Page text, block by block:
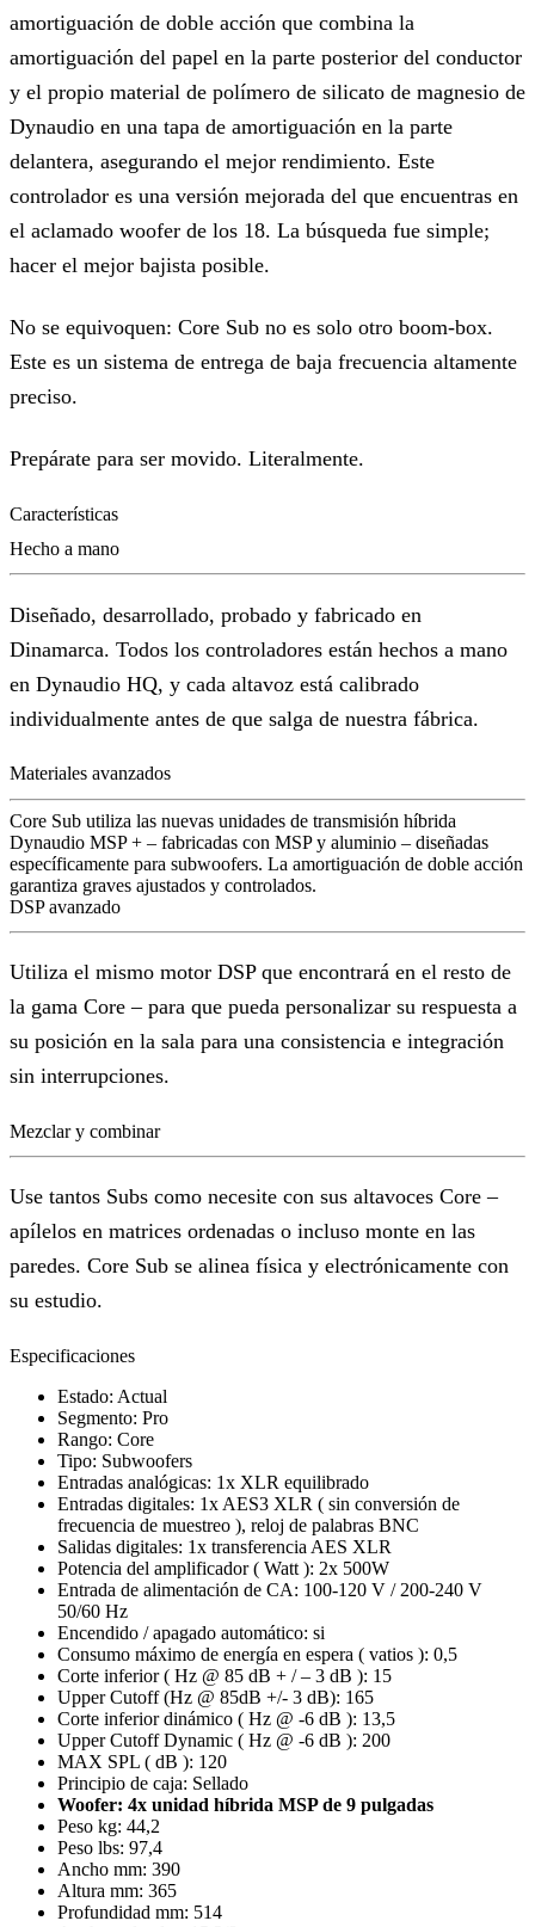
amortiguación de doble acción que combina la
amortiguación del papel en la parte posterior del conductor
y el propio material de polímero de silicato de magnesio de
Dynaudio en una tapa de amortiguación en la parte
delantera, asegurando el mejor rendimiento. Este
controlador es una versión mejorada del que encuentras en
el aclamado woofer de los 18. La búsqueda fue simple;
hacer el mejor bajista posible.
No se equivoquen: Core Sub no es solo otro boom-box.
Este es un sistema de entrega de baja frecuencia altamente
preciso.
Prepárate para ser movido. Literalmente.
Características
Hecho a mano
Diseñado, desarrollado, probado y fabricado en
Dinamarca. Todos los controladores están hechos a mano
en Dynaudio HQ, y cada altavoz está calibrado
individualmente antes de que salga de nuestra fábrica.
Materiales avanzados
Core Sub utiliza las nuevas unidades de transmisión híbrida
Dynaudio MSP + – fabricadas con MSP y aluminio – diseñadas
específicamente para subwoofers. La amortiguación de doble acción
garantiza graves ajustados y controlados.
DSP avanzado
Utiliza el mismo motor DSP que encontrará en el resto de
la gama Core – para que pueda personalizar su respuesta a
su posición en la sala para una consistencia e integración
sin interrupciones.
Mezclar y combinar
Use tantos Subs como necesite con sus altavoces Core –
apílelos en matrices ordenadas o incluso monte en las
paredes. Core Sub se alinea física y electrónicamente con
su estudio.
Especificaciones
Estado: Actual
Segmento: Pro
Rango: Core
Tipo: Subwoofers
Entradas analógicas: 1x XLR equilibrado
Entradas digitales: 1x AES3 XLR ( sin conversión de
frecuencia de muestreo ), reloj de palabras BNC
Salidas digitales: 1x transferencia AES XLR
Potencia del amplificador ( Watt ): 2x 500W
Entrada de alimentación de CA: 100-120 V / 200-240 V
50/60 Hz
Encendido / apagado automático: si
Consumo máximo de energía en espera ( vatios ): 0,5
Corte inferior ( Hz @ 85 dB + / – 3 dB ): 15
Upper Cutoff (Hz @ 85dB +/- 3 dB): 165
Corte inferior dinámico ( Hz @ -6 dB ): 13,5
Upper Cutoff Dynamic ( Hz @ -6 dB ): 200
MAX SPL ( dB ): 120
Principio de caja: Sellado
Woofer: 4x unidad híbrida MSP de 9 pulgadas
Peso kg: 44,2
Peso lbs: 97,4
Ancho mm: 390
Altura mm: 365
Profundidad mm: 514